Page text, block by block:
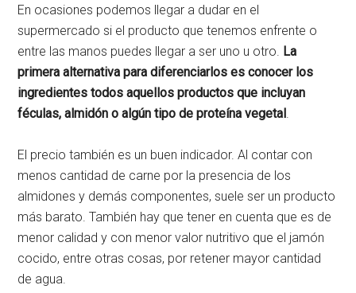
En ocasiones podemos llegar a dudar en el
supermercado si el producto que tenemos enfrente o
entre las manos puedes llegar a ser uno u otro. La
primera alternativa para diferenciarlos es conocer los
ingredientes todos aquellos productos que incluyan
féculas, almidón o algún tipo de proteína vegetal .
El precio también es un buen indicador. Al contar con
menos cantidad de carne por la presencia de los
almidones y demás componentes, suele ser un producto
más barato. También hay que tener en cuenta que es de
menor calidad y con menor valor nutritivo que el jamón
cocido, entre otras cosas, por retener mayor cantidad
de agua.